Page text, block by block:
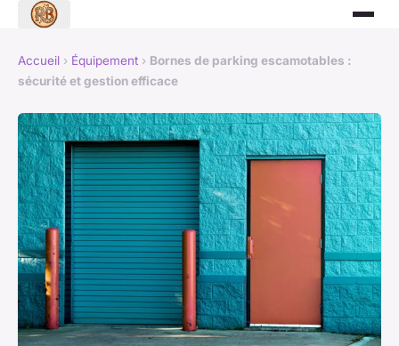
Accueil › Équipement › Bornes de parking escamotables :
sécurité et gestion efficace